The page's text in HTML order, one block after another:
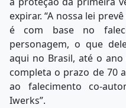
expirar. “A nossa lei
é com base no
personagem, o que
aqui no Brasil, até o
completa o prazo de 70
ao falecimento co-
Iwerks”.